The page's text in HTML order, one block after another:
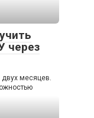
через
месяцев.